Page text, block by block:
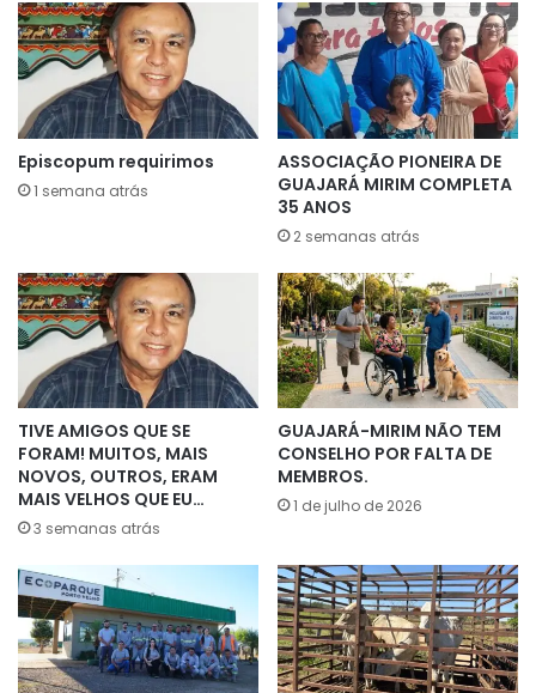
Episcopum requirimos
1 semana atrás
ASSOCIAÇÃO PIONEIRA DE
GUAJARÁ MIRIM COMPLETA
35 ANOS
2 semanas atrás
TIVE AMIGOS QUE SE
FORAM! MUITOS, MAIS
NOVOS, OUTROS, ERAM
MAIS VELHOS QUE EU…
3 semanas atrás
GUAJARÁ-MIRIM NÃO TEM
CONSELHO POR FALTA DE
MEMBROS.
1 de julho de 2026